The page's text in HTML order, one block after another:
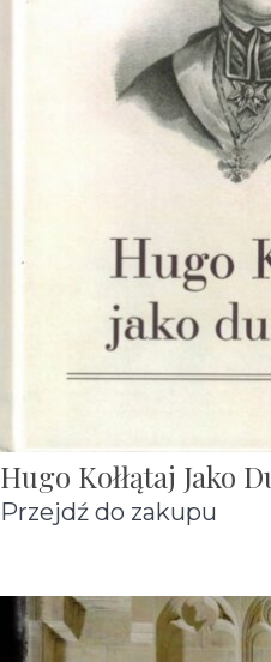
Hugo Kołłątaj Jako
Przejdź do zakupu